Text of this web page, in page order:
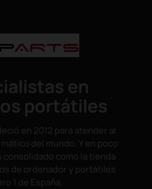
en
portátiles
en 2012 para atender al
del mundo. Y en poco
como la tienda
de ordenador y portátiles
1 de España.